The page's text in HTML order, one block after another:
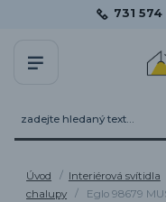
731 574
Úvod Interiérová svítidla
chalupy
Eglo 98679